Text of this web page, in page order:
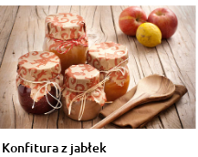
potrzebujesz...
Konfitura z jabłek